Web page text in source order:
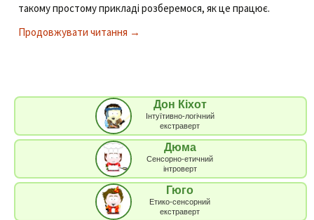
такому простому прикладі розберемося, як це працює.
Продовжувати читання Анатомія задатків та соціотип
→
Дон Кіхот
Інтуїтивно-логічний
екстраверт
Дюма
Сенсорно-етичний
інтроверт
Гюго
Етико-сенсорний
екстраверт